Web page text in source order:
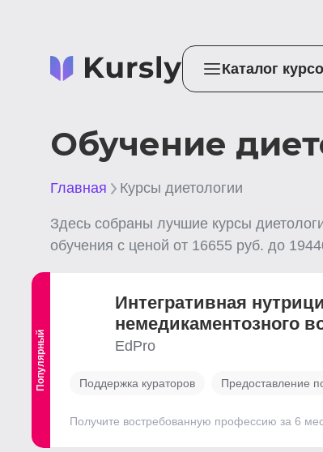
Каталог
Обучение
Главная Курсы диетологии
Здесь собраны лучшие курсы
обучения с ценой от 16655 руб. до
Популярный
Интегративная
немедикаментозного
EdPro
Поддержка кураторов Предоставление
Получите востребованную профессию за 6